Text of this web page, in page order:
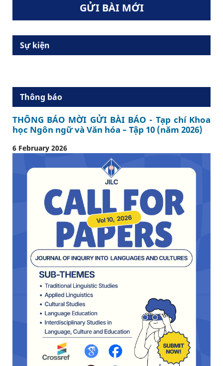
GỬI BÀI MỚI
Sự kiện
Thông báo
THÔNG BÁO MỜI GỬI BÀI BÁO - Tạp chí Khoa
học Ngôn ngữ và Văn hóa – Tập 10 (năm 2026)
6 February 2026